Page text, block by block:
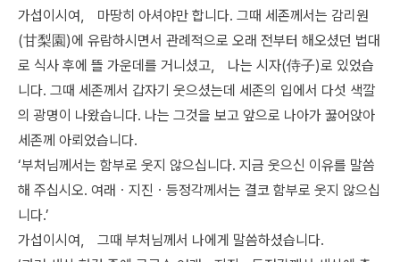
가섭이시여， 마땅히 아셔야만 합니다. 그때 세존께서는 감리원
(甘梨園)에 유람하시면서 관례적으로 오래 전부터 해오셨던 법대
로 식사 후에 뜰 가운데를 거니셨고， 나는 시자(侍子)로 있었습
니다. 그때 세존께서 갑자기 웃으셨는데 세존의 입에서 다섯 색깔
의 광명이 나왔습니다. 나는 그것을 보고 앞으로 나아가 꿇어앉아
세존께 아뢰었습니다.
‘부처님께서는 함부로 웃지 않으십니다. 지금 웃으신 이유를 말씀
해 주십시오. 여래ㆍ지진ㆍ등정각께서는 결코 함부로 웃지 않으십
니다.’
가섭이시여， 그때 부처님께서 나에게 말씀하셨습니다.